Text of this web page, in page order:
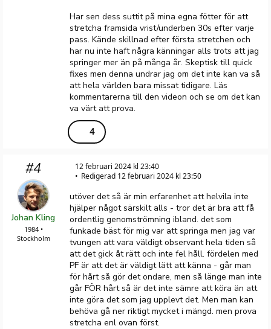
Har sen dess suttit på mina egna fötter för att
stretcha framsida vrist/underben 30s efter varje
pass. Kände skillnad efter första stretchen och
har nu inte haft några känningar alls trots att jag
springer mer än på många år. Skeptisk till quick
fixes men denna undrar jag om det inte kan va så
att hela världen bara missat tidigare. Läs
kommentarerna till den videon och se om det kan
va värt att prova.
4
#4
Johan Kling
1984 •
Stockholm
12 februari 2024 kl 23:40
Redigerad 12 februari 2024 kl 23:50
utöver det så är min erfarenhet att helvila inte
hjälper något särskilt alls - tror det är bra att få
ordentlig genomströmning ibland. det som
funkade bäst för mig var att springa men jag var
tvungen att vara väldigt observant hela tiden så
att det gick åt rätt och inte fel håll. fördelen med
PF är att det är väldigt lätt att känna - går man
för hårt så gör det ondare, men så länge man inte
går FÖR hårt så är det inte sämre att köra än att
inte göra det som jag upplevt det. Men man kan
behöva gå ner riktigt mycket i mängd. men prova
stretcha enl ovan först.